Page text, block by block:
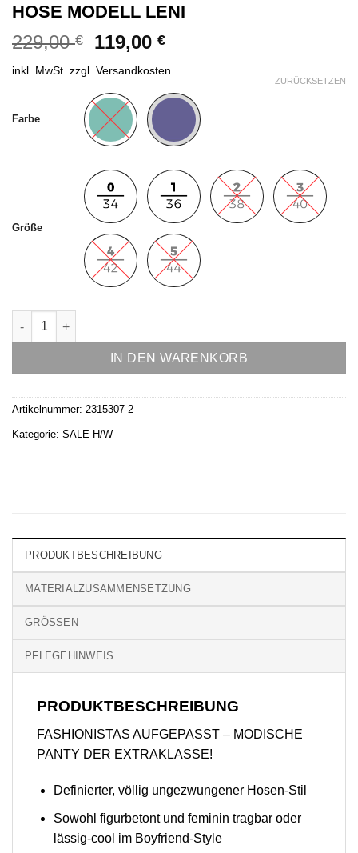
HOSE MODELL LENI
229,00€
Ursprünglicher
war:
229,00 €
119,00€Aktueller
ist:
119,00 €.
inkl. MwSt. zzgl. Versandkosten
Farbe
Größe
ZURÜCKSETZEN
Hose Modell Leni Menge
IN DEN WARENKORB
Artikelnummer: 2315307-2
Kategorie: SALE H/W
PRODUKTBESCHREIBUNG
MATERIALZUSAMMENSETZUNG
GRÖSSEN
PFLEGEHINWEIS
PRODUKTBESCHREIBUNG
FASHIONISTAS AUFGEPASST – MODISCHE
PANTY DER EXTRAKLASSE!
Definierter, völlig ungezwungener Hosen-Stil
Sowohl figurbetont und feminin tragbar oder
lässig-cool im Boyfriend-Style